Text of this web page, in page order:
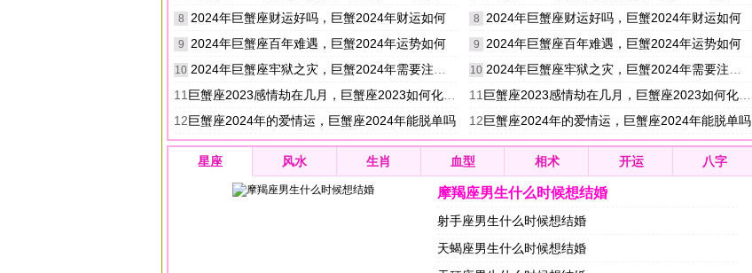
8 2024年巨蟹座财运好吗，巨蟹2024年财运如何
9 2024年巨蟹座百年难遇，巨蟹2024年运势如何
10 2024年巨蟹座牢狱之灾，巨蟹2024年需要注意什么
11 巨蟹座2023感情劫在几月，巨蟹座2023如何化解感情劫
12巨蟹座2024年的爱情运，巨蟹座2024年能脱单吗
8 2024年巨蟹座财运好吗，巨蟹2024年财运如何
9 2024年巨蟹座百年难遇，巨蟹2024年运势如何
10 2024年巨蟹座牢狱之灾，巨蟹2024年需要注意什么
11 巨蟹座2023感情劫在几月，巨蟹座2023如何化解感情劫
12巨蟹座2024年的爱情运，巨蟹座2024年能脱单吗
星座 风水 生肖 血型 相术 开运 八字
摩羯座男生什么时候想结婚
射手座男生什么时候想结婚
天蝎座男生什么时候想结婚